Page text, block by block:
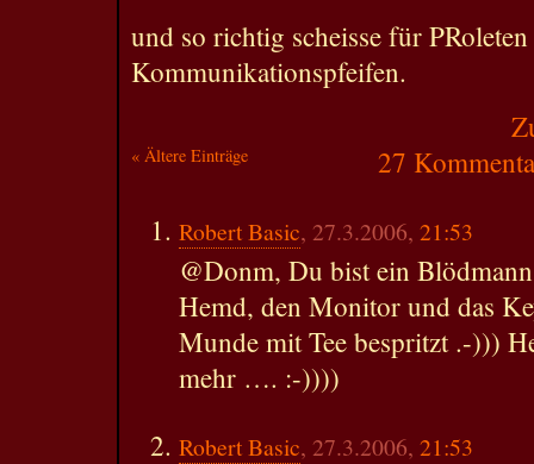
und so richtig scheisse für
Kommunikationspfeifen.
« Ältere Einträge 27
Robert Basic, 27.3.2006, 21:53
@Donm, Du bist ein
Hemd, den Monitor und das
Munde mit Tee bespritzt .-)))
mehr …. :-))))
Robert Basic, 27.3.2006, 21:53